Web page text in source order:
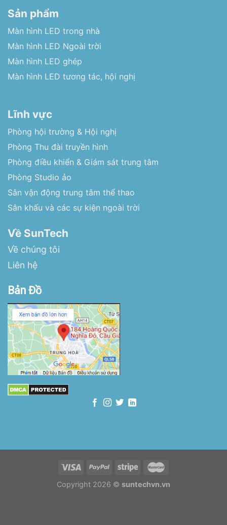
Sản phẩm
Màn hình LED trong nhà
Màn hình LED Ngoài trời
Màn hình LED ghép
Màn hình LED tương tác, hội nghị
Lĩnh vực
Phòng hội trường & Hội nghị
Phòng Thu đài truyền hình
Phòng điều khiển & Giám sát trung tâm
Phòng Studio ảo
Sân vận động trung tâm thể thao
Sân khấu và các sự kiện ngoài trời
Về SunTech
Về chúng tôi
Liên hệ
Bản Đồ
Copyright 2026 © suntechvn.vn